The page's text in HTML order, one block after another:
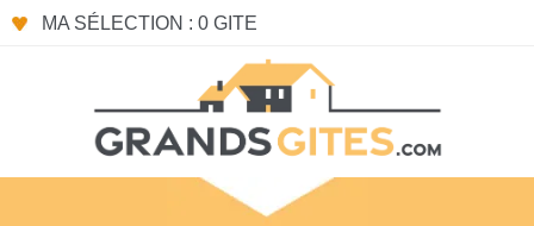
MA SÉLECTION : 0 GITE
Panneau de gestion des cookies